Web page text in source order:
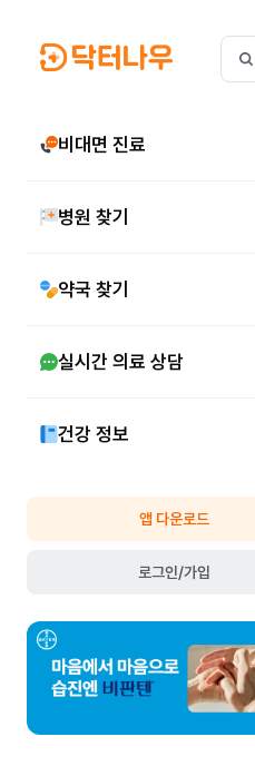
비대면 진료
병원 찾기
약국 찾기
실시간 의료 상담
건강 정보
앱 다운로드
로그인/가입